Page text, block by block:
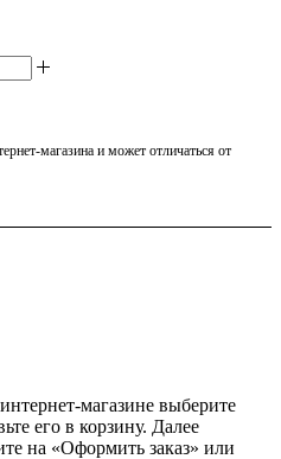
магазина и может отличаться от
магазине выберите
его в корзину. Далее
на «Оформить заказ» или